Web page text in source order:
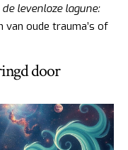
levenloze lagune:
van oude trauma’s of
door